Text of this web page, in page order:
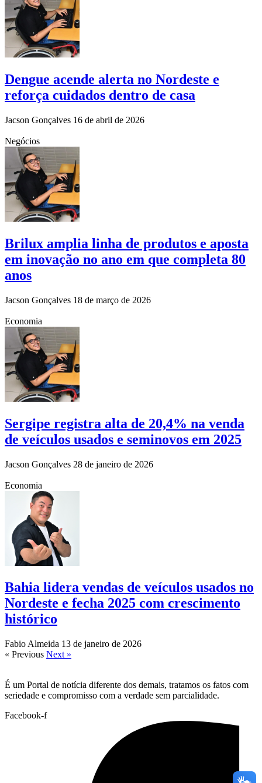
Dengue acende alerta no Nordeste e
reforça cuidados dentro de casa
Jacson Gonçalves 16 de abril de 2026
Negócios
Brilux amplia linha de produtos e aposta
em inovação no ano em que completa 80
anos
Jacson Gonçalves 18 de março de 2026
Economia
Sergipe registra alta de 20,4% na venda
de veículos usados e seminovos em 2025
Jacson Gonçalves 28 de janeiro de 2026
Economia
Bahia lidera vendas de veículos usados no
Nordeste e fecha 2025 com crescimento
histórico
Fabio Almeida 13 de janeiro de 2026
« Previous Next »
É um Portal de notícia diferente dos demais, tratamos os fatos com
seriedade e compromisso com a verdade sem parcialidade.
Facebook-f